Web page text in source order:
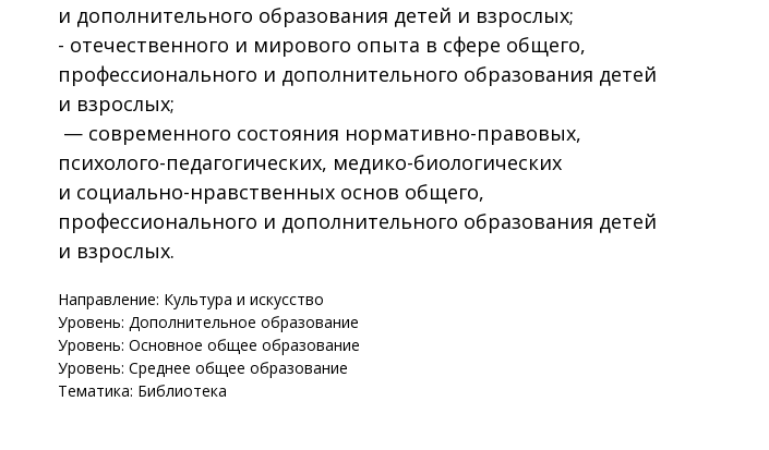
и дополнительного образования детей и взрослых;
- отечественного и мирового опыта в сфере общего,
профессионального и дополнительного образования детей
и взрослых;
— современного состояния нормативно-правовых,
психолого-педагогических, медико-биологических
и социально-нравственных основ общего,
профессионального и дополнительного образования детей
и взрослых.
Направление: Культура и искусство
Уровень: Дополнительное образование
Уровень: Основное общее образование
Уровень: Среднее общее образование
Тематика: Библиотека